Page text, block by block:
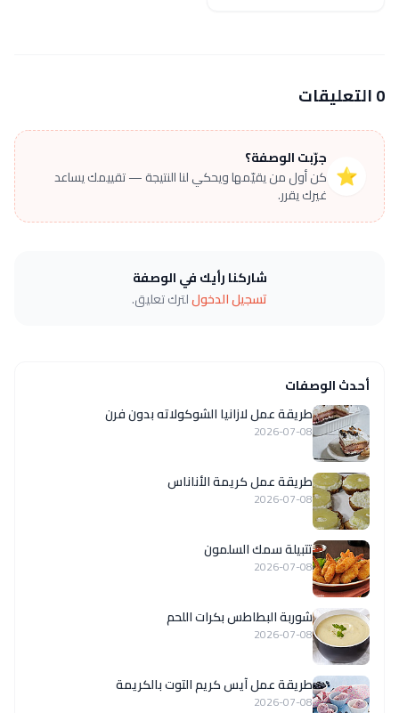
0 التعليقات
⭐
جرّبت الوصفة؟
كن أول من يقيّمها ويحكي لنا النتيجة — تقييمك يساعد
غيرك يقرر.
شاركنا رأيك في الوصفة
تسجيل الدخوللترك تعليق.
أحدث الوصفات
طريقة عمل لازانيا الشوكولاته بدون فرن
2026-07-08
طريقة عمل كريمة الأناناس
2026-07-08
تتبيلة سمك السلمون
2026-07-08
شوربة البطاطس بكرات اللحم
2026-07-08
طريقة عمل آيس كريم التوت بالكريمة
2026-07-08